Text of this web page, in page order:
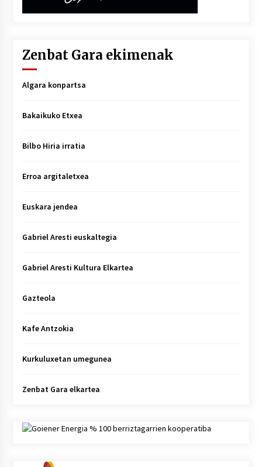
Zenbat Gara ekimenak
Algara konpartsa
Bakaikuko Etxea
Bilbo Hiria irratia
Erroa argitaletxea
Euskara jendea
Gabriel Aresti euskaltegia
Gabriel Aresti Kultura Elkartea
Gazteola
Kafe Antzokia
Kurkuluxetan umegunea
Zenbat Gara elkartea